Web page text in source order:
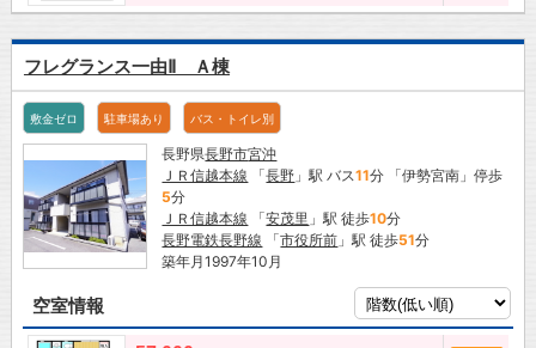
フレグランス一由Ⅱ Ａ棟
敷金ゼロ 駐車場あり バス・トイレ別
長野県長野市宮沖
ＪＲ信越本線 「長野 」駅 バス11分 「伊勢宮南」停歩
5分
ＪＲ信越本線 「安茂里 」駅 徒歩10分
長野電鉄長野線 「市役所前 」駅 徒歩51分
築年月1997年10月
空室情報